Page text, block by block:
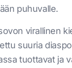
puhuvalle.
virallinen
suuria
tuottavat ja